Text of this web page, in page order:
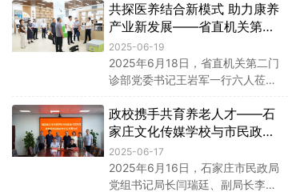
在明德堂组织召开新生见面会。教
育科主任张丽媛、现代服务专业部
部长齐泽宾、副部长闫瑾、赵常利
以及宿舍总教官王川共同参会，会
议围绕五项核心内容有序展开。
共探医养结合新模式 助力康养
产业新发展——省直机关第二
门诊部一行到访石家庄文化传
媒学校
2025-06-19
2025年6月18日，省直机关第二门
诊部党委书记王岩军一行六人莅临
记卢丽华、校长杨城、副校长张占
军、副校长刘纳新及现代服务专业
部部长齐泽宾、副部长赵常利热情
接待，以座谈会和实地参观的形
式，共探“医疗+康养”协同发展新路
政校携手共育养老人才——石
家庄文化传媒学校与市民政局
签署战略合作协议
2025-06-17
2025年6月16日，石家庄市民政局
党组书记局长闫瑞廷、副局长李聚